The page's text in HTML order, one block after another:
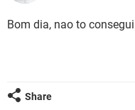
GUIA DE COMPRAS
INSTAGRAM
CELULAR
OUTLOOK
JOGOS
INSTAGRAM
Bom dia, nao to
Share